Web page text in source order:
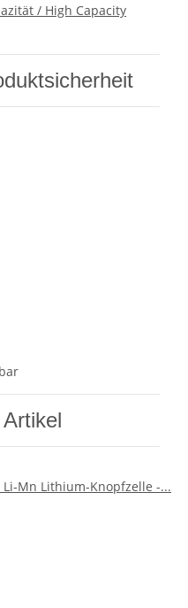
/ High Capacity